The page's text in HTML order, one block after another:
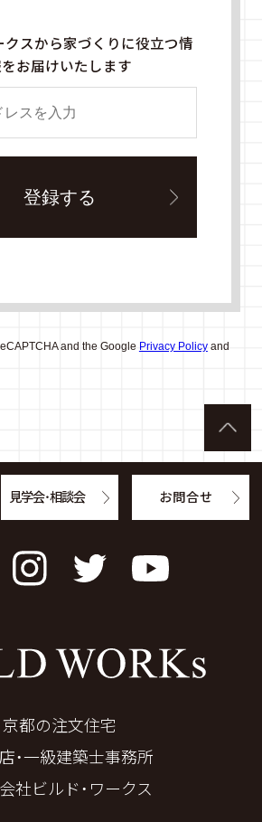
クスから家づくりに役立つ情
お届けいたします
and the Google Privacy Policyand
InstagramTwitter YouTube
京都の注文住宅
・一級建築士事務所
社ビルド・ワークス
見学会・相談会 お問合せ